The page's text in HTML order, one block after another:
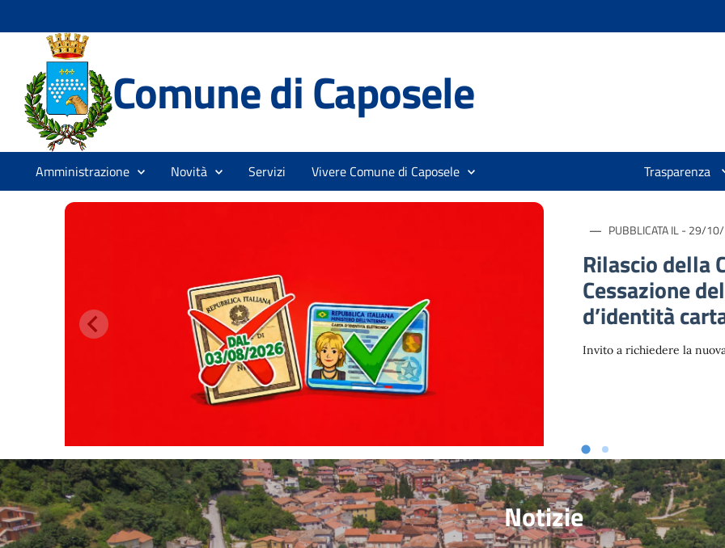
Comune di Caposele
Amministrazione Novità Servizi Vivere Comune di Caposele Trasparenza
PUBBLICATA IL - 29/
Rilascio della
Cessazione
d’identità
Invito a richiedere la
Notizie